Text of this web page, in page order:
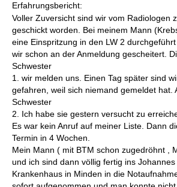
Erfahrungsbericht:
Voller Zuversicht sind wir vom Radiologen
geschickt worden. Bei meinem Mann
eine Einspritzung in den LW 2
wir schon an der Anmeldung gescheitert.
Schwester
1. wir melden uns. Einen Tag später sind
gefahren, weil sich niemand gemeldet hat.
Schwester
2. Ich habe sie gestern versucht zu
Es war kein Anruf auf meiner Liste. Dann
Termin in 4 Wochen.
Mein Mann ( mit BTM schon zugedröhnt ,
und ich sind dann völlig fertig ins
Krankenhaus in Minden in die